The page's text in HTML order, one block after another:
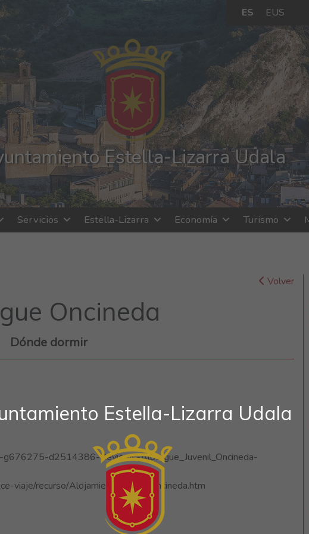
Estella-Lizarra Udala
ES EUS
Estella-Lizarra Udala
Servicios Estella-Lizarra Economía Turismo
Volver
Oncineda
Dónde dormir
d2514386-Reviews-Albergue_Juvenil_Oncineda-
viaje/recurso/Alojamiento/5275/Oncineda.htm